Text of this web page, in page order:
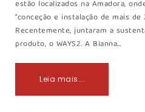
estão localizados na Amadora,
“conceção e instalação de mais de
Recentemente, juntaram a
produto, o WAYS2. A Bianna…
Leia mais...